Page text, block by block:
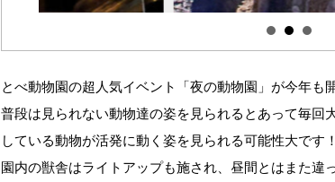
とべ動物園の超人気イベント「夜の動物園」が今年も
普段は見られない動物達の姿を見られるとあって毎回
している動物が活発に動く姿を見られる可能性大です！
園内の獣舎はライトアップも施され、昼間とはまた違